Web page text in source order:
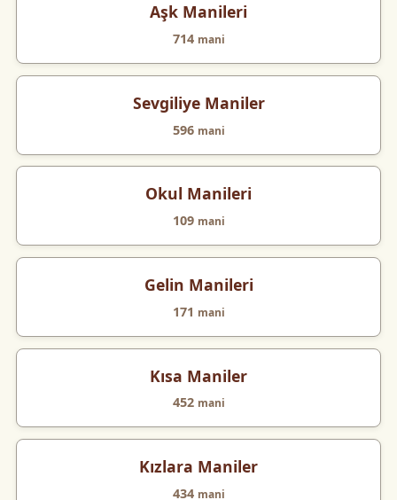
Aşk Manileri
714 mani
Sevgiliye Maniler
596 mani
Okul Manileri
109 mani
Gelin Manileri
171 mani
Kısa Maniler
452 mani
Kızlara Maniler
434 mani